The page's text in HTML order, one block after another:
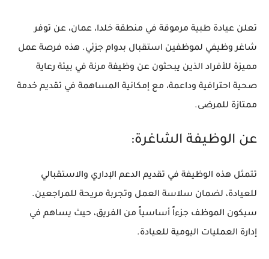
تعلن عيادة طبية مرموقة في منطقة خلدا، عمان، عن توفر
شاغر وظيفي لموظفين استقبال بدوام جزئي. هذه فرصة عمل
مميزة للأفراد الذين يبحثون عن وظيفة مرنة في بيئة رعاية
صحية احترافية وداعمة، مع إمكانية المساهمة في تقديم خدمة
ممتازة للمرضى.
عن الوظيفة الشاغرة:
تتمثل هذه الوظيفة في تقديم الدعم الإداري والاستقبالي
للعيادة، لضمان سلاسة العمل وتجربة مريحة للمراجعين.
سيكون الموظف جزءاً أساسياً من الفريق، حيث يساهم في
إدارة العمليات اليومية للعيادة.